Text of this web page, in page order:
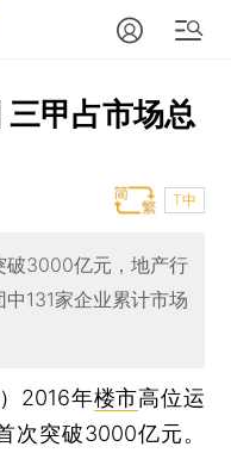
三甲占市场总
T中
破3000亿元，地产行
131家企业累计市场
2016年楼市高位运
次突破3000亿元。